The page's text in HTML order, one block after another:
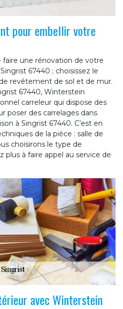
pour embellir votre
faire une rénovation de votre
67440 ; choisissez le
revêtement de sol et de mur.
67440, Winterstein
carreleur qui dispose des
poser des carrelages dans
à Singrist 67440. C’est en
de la pièce : salle de
choisirons le type de
plus à faire appel au service de
avec Winterstein